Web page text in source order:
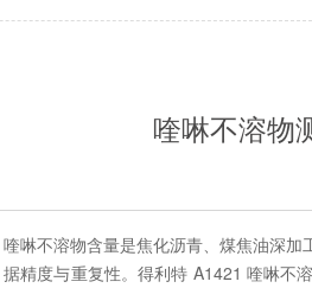
喹啉不溶物
喹啉不溶物含量是焦化沥青、煤焦油深
据精度与重复性。得利特 A1421 喹啉不